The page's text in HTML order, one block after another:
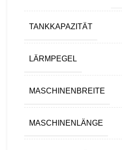
TANKKAPAZITÄT
LÄRMPEGEL
MASCHINENBREITE
MASCHINENLÄNGE